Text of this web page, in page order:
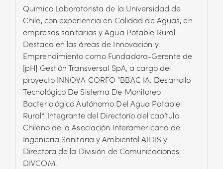
Químico Laboratorista de la Universidad de
Chile, con experiencia en Calidad de Aguas, en
empresas sanitarias y Agua Potable Rural.
Destaca en las áreas de Innovación y
Emprendimiento como Fundadora-Gerente de
[pH] Gestión Transversal SpA, a cargo del
proyecto INNOVA CORFO “BBAC IA: Desarrollo
Tecnológico De Sistema De Monitoreo
Bacteriológico Autónomo Del Agua Potable
Rural”. Integrante del Directorio del capítulo
Chileno de la Asociación Interamericana de
Ingeniería Sanitaria y Ambiental AIDIS y
Directora de la División de Comunicaciones
DIVCOM.